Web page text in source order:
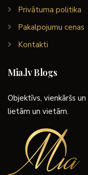
Privātuma politika
Pakalpojumu cenas
Kontakti
Mia.lv Blogs
Objektīvs, vienkāršs
lietām un vietām.